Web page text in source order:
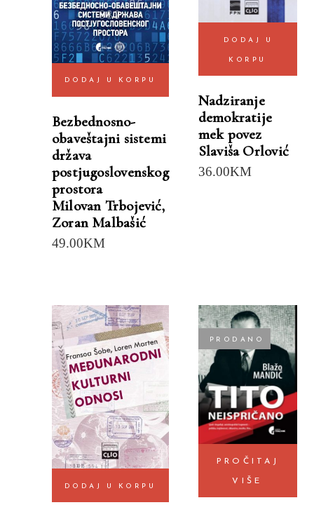
DODAJ U KORPU
Bezbednosno-
obaveštajni sistemi
država
postjugoslovenskog
prostora
Milovan Trbojević,
Zoran Malbašić
49.00KM
DODAJ U
KORPU
Nadziranje
demokratije
mek povez
Slaviša Orlović
36.00KM
DODAJ U KORPU
PRODANO
PROČITAJ
VIŠE